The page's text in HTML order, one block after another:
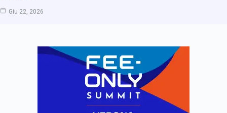
Giu 22, 2026